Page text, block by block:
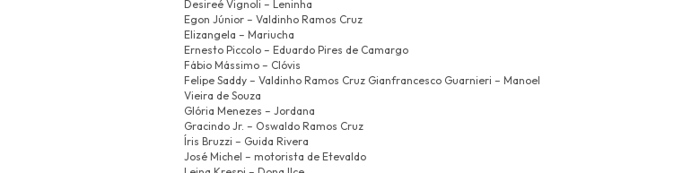
Desireé Vignoli – Leninha
Egon Júnior – Valdinho Ramos Cruz
Elizangela – Mariucha
Ernesto Piccolo – Eduardo Pires de Camargo
Fábio Mássimo – Clóvis
Felipe Saddy – Valdinho Ramos Cruz Gianfrancesco Guarnieri – Manoel
Vieira de Souza
Glória Menezes – Jordana
Gracindo Jr. – Oswaldo Ramos Cruz
Íris Bruzzi – Guida Rivera
José Michel – motorista de Etevaldo